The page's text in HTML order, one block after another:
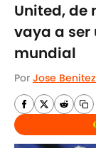
United, de
vaya a
mundial
Por Jose Benitez